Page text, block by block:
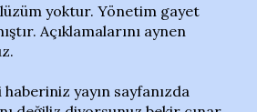
yoktur. Yönetim gayet
Açıklamalarını aynen
yayın sayfanızda